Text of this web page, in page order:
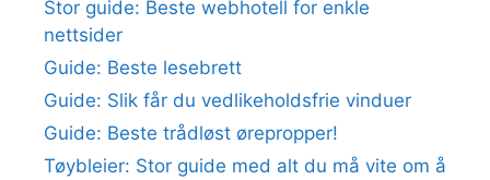
Stor guide: Beste webhotell for enkle
nettsider
Guide: Beste lesebrett
Guide: Slik får du vedlikeholdsfrie vinduer
Guide: Beste trådløst ørepropper!
Tøybleier: Stor guide med alt du må vite om å